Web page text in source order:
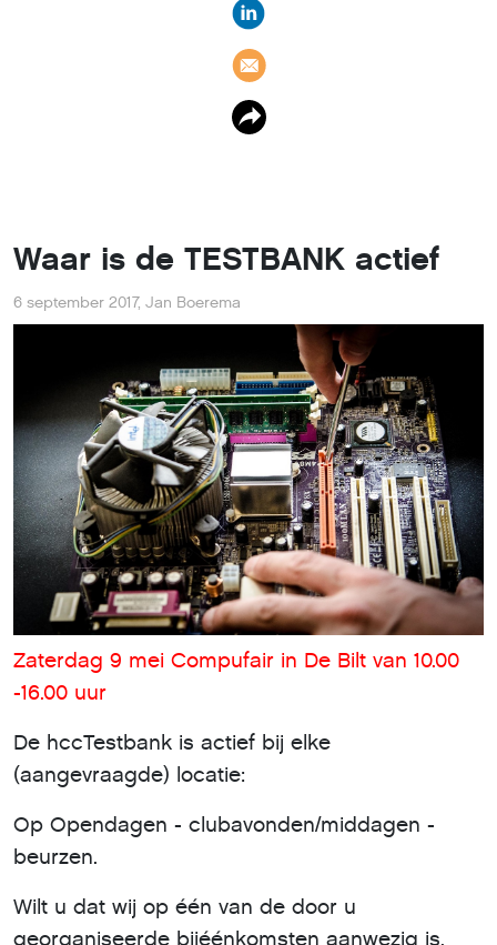
Waar is de TESTBANK actief
6 september 2017, Jan Boerema
Zaterdag 9 mei Compufair in De Bilt van 10.00
-16.00 uur
De hccTestbank is actief bij elke
(aangevraagde) locatie:
Op Opendagen - clubavonden/middagen -
beurzen.
Wilt u dat wij op één van de door u
georganiseerde bijéénkomsten aanwezig is,